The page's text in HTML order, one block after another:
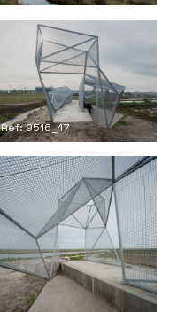
Ref: 9516_47